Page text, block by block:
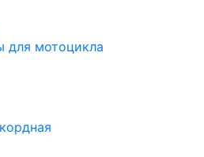
для мотоцикла